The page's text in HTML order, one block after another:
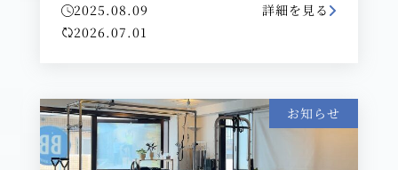
2025.08.09
2026.07.01
詳細を見る
お知らせ